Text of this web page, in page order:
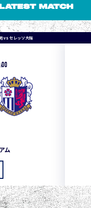
MATCH
vs セレッソ大阪
ム
0
0 0
0 0 1